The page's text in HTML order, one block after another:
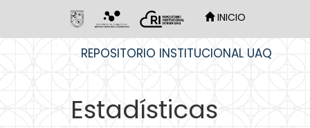
INICIO
REPOSITORIO INSTITUCIONAL UAQ
Estadísticas